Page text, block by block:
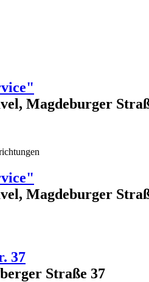
Magdeburger
Magdeburger
37
Straße 37